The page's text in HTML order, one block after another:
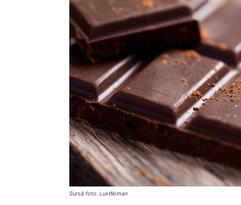
Sursă foto: LuxWoman